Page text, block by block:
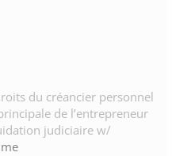
du créancier personnel
de l’entrepreneur
judiciaire w/